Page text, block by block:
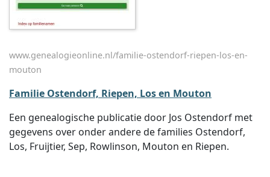
www.genealogieonline.nl/familie-ostendorf-riepen-los-en-
mouton
Familie Ostendorf, Riepen, Los en Mouton
Een genealogische publicatie door Jos Ostendorf met
gegevens over onder andere de families Ostendorf,
Los, Fruijtier, Sep, Rowlinson, Mouton en Riepen.